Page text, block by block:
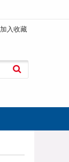
加入收藏